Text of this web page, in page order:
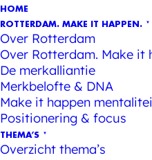
HOME
ROTTERDAM. MAKE IT HAPPEN.
Over Rotterdam
Over Rotterdam. Make it
De merkalliantie
Merkbelofte & DNA
Make it happen
Positionering & focus
THEMA’S
Overzicht thema’s